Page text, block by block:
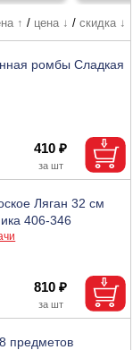
↑ / цена ↓ / скидка ↓
ромбы Сладкая
410 ₽
Ляган 32 см
406-346
810 ₽
предметов